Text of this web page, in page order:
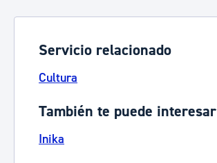
Servicio relacionado
Cultura
También te puede interesar
Inika